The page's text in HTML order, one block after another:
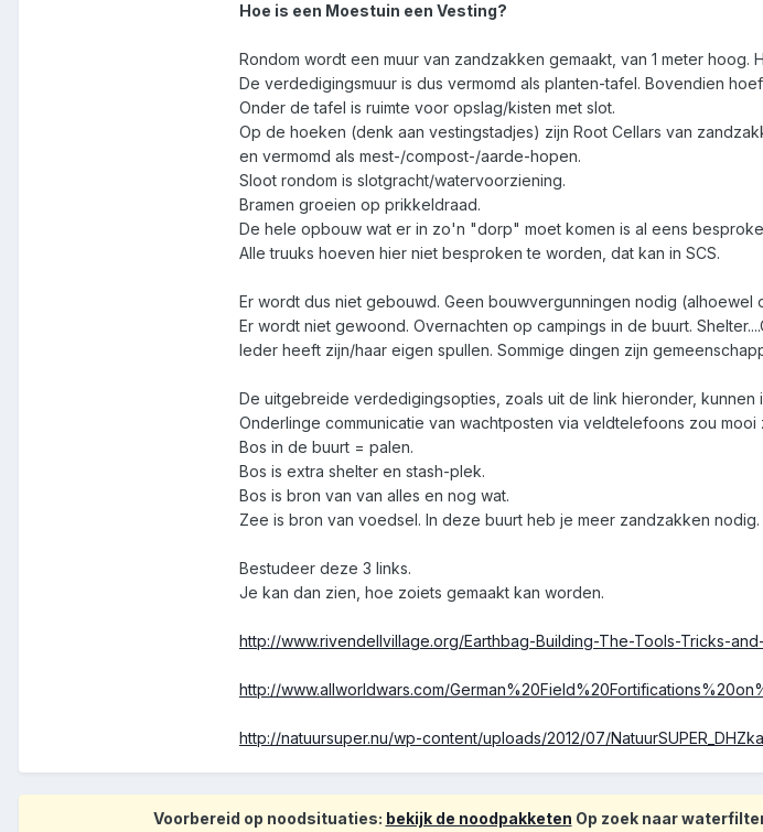
Hoe is een Moestuin een Vesting?
Rondom wordt een muur van zandzakken gemaakt, van 1 meter hoog.
De verdedigingsmuur is dus vermomd als planten-tafel. Bovendien
Onder de tafel is ruimte voor opslag/kisten met slot.
Op de hoeken (denk aan vestingstadjes) zijn Root Cellars van
en vermomd als mest-/compost-/aarde-hopen.
Sloot rondom is slotgracht/watervoorziening.
Bramen groeien op prikkeldraad.
De hele opbouw wat er in zo'n "dorp" moet komen is al eens
Alle truuks hoeven hier niet besproken te worden, dat kan in SCS.
Er wordt dus niet gebouwd. Geen bouwvergunningen nodig
Er wordt niet gewoond. Overnachten op campings in de buurt.
Ieder heeft zijn/haar eigen spullen. Sommige dingen zijn
De uitgebreide verdedigingsopties, zoals uit de link hieronder, kunnen
Onderlinge communicatie van wachtposten via veldtelefoons zou mooi
Bos in de buurt = palen.
Bos is extra shelter en stash-plek.
Bos is bron van van alles en nog wat.
Zee is bron van voedsel. In deze buurt heb je meer zandzakken nodig.
Bestudeer deze 3 links.
Je kan dan zien, hoe zoiets gemaakt kan worden.
http://www.rivendellvillage.org/Earthbag-Building-The-Tools-Tricks-
http://www.allworldwars.com/
http://natuursuper.nu/wp-content/uploads/2012/07/
Voorbereid op noodsituaties: bekijk de noodpakketen Op zoek naar